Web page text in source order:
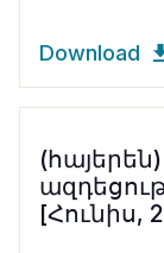
Download
[Հունիս,